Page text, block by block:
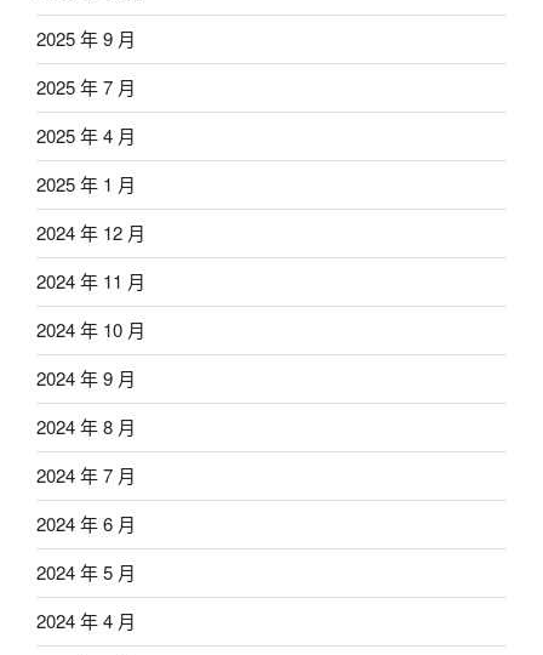
2025 年 9 月
2025 年 7 月
2025 年 4 月
2025 年 1 月
2024 年 12 月
2024 年 11 月
2024 年 10 月
2024 年 9 月
2024 年 8 月
2024 年 7 月
2024 年 6 月
2024 年 5 月
2024 年 4 月